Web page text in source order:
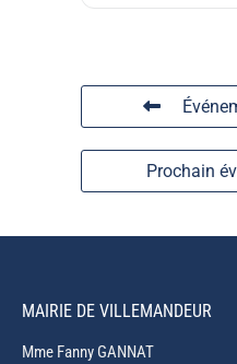
Prochain
MAIRIE DE VILLEMANDEUR
Mme Fanny GANNAT